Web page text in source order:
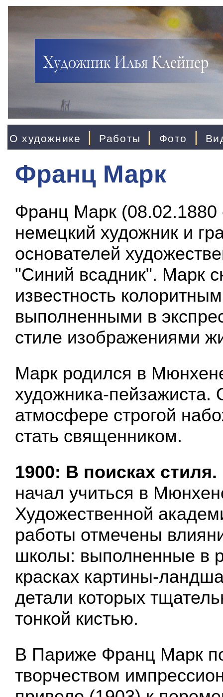
О художнике | Работы | Фото |
Франц Марк
Франц Марк (08.02.1880
немецкий художник и
основателей
"Синий всадник". Марк
известность
выполненными в
стиле изображениями
Марк родился в
художника-пейзажиста.
атмосфере строгой
стать священником.
1900: В поисках стиля.
начал учиться в
Художественной
работы отмечены
школы: выполненные в
красках картины-
детали которых
тонкой кистью.
В Париже Франц Марк
творчеством